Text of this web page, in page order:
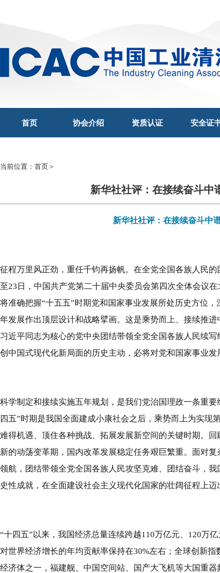
首页 协会介绍 资质认证 安全证
当前位置： 首页＞
新华社社评：在接续奋斗中
新华社社评：在接续奋斗中
征程万里风正劲，重任千钧再扬帆。在全党全国各族人民
至23日，中国共产党第二十届中央委员会第四次全体会议
将准确把握“十五五”时期党和国家事业发展所处历史方位
年发展作出顶层设计和战略擘画。这是乘势而上、接续推
习近平同志为核心的党中央团结带领全党全国各族人民续
创中国式现代化新局面的历史主动，必将对党和国家事业
科学制定和接续实施五年规划，是我们党治国理政一条重
四五”时期是我国全面建成小康社会之后，乘势而上为实现
难得机遇、顶住各种挑战、拓展发展新空间的关键时期。
新的动荡变革期，国内改革发展稳定任务艰巨繁重。面对
领航，团结带领全党全国各族人民攻坚克难、团结奋斗，
史性成就，在全面建设社会主义现代化国家的壮阔征程上
“十四五”以来，我国经济总量连续跨越110万亿元、120万
对世界经济增长的年均贡献率保持在30%左右；全球创新
经济体之一，福建舰、中国空间站、国产大飞机等大国重